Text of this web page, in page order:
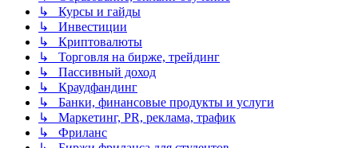
↳ Курсы и гайды
↳ Инвестиции
↳ Криптовалюты
↳ Торговля на бирже, трейдинг
↳ Пассивный доход
↳ Краудфандинг
↳ Банки, финансовые продукты и услуги
↳ Маркетинг, PR, реклама, трафик
↳ Фриланс